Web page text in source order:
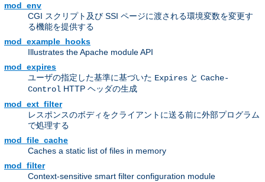
mod_env
CGI スクリプト及び SSI ページに渡される環境変数を変更す
る機能を提供する
mod_example_hooks
Illustrates the Apache module API
mod_expires
ユーザの指定した基準に基づいた Expires と Cache-
Control HTTP ヘッダの生成
mod_ext_filter
レスポンスのボディをクライアントに送る前に外部プログラム
で処理する
mod_file_cache
Caches a static list of files in memory
mod_filter
Context-sensitive smart filter configuration module